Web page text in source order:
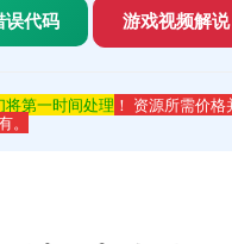
误代码 游戏视频解说
第一时间处理 ！ 资源所需价